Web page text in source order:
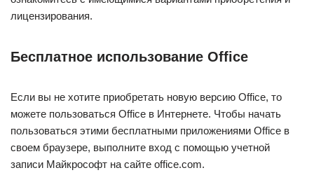
лицензирования.
Бесплатное использование Office
Если вы не хотите приобретать новую версию Office, то
можете пользоваться Office в Интернете. Чтобы начать
пользоваться этими бесплатными приложениями Office в
своем браузере, выполните вход с помощью учетной
записи Майкрософт на сайте office.com.